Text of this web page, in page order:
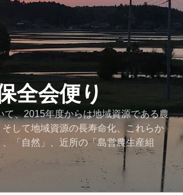
全会便り
、2015年度からは地域資源である農
して地域資源の長寿命化、これらか
「自然」、近所の「島営農生産組